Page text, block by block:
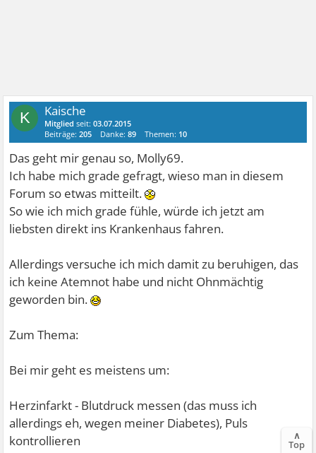
K Kaische
Mitglied seit:03.07.2015
Beiträge:205 Danke:89 Themen: 10
Das geht mir genau so, Molly69.
Ich habe mich grade gefragt, wieso man in diesem
Forum so etwas mitteilt.
So wie ich mich grade fühle, würde ich jetzt am
liebsten direkt ins Krankenhaus fahren.
Allerdings versuche ich mich damit zu beruhigen, das
ich keine Atemnot habe und nicht Ohnmächtig
geworden bin.
Zum Thema:
Bei mir geht es meistens um:
Herzinfarkt - Blutdruck messen (das muss ich
allerdings eh, wegen meiner Diabetes), Puls
kontrollieren
∧
Top